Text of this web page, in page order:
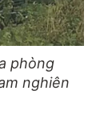
phòng
nghiên